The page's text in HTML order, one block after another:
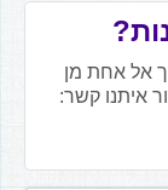
אל אחת מן
איתנו קשר: